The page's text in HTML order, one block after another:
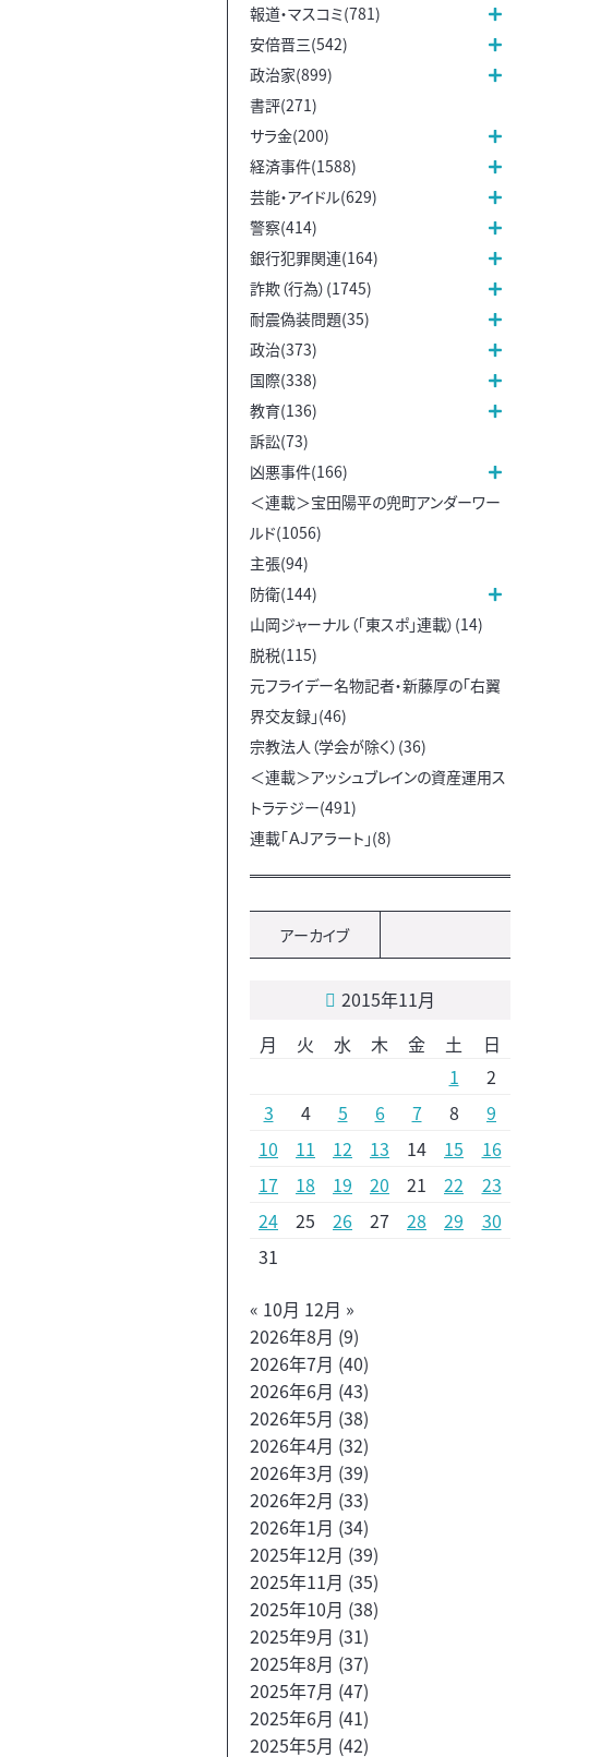
報道・マスコミ(781)
安倍晋三(542)
政治家(899)
書評(271)
サラ金(200)
経済事件(1588)
芸能・アイドル(629)
警察(414)
銀行犯罪関連(164)
詐欺（行為）(1745)
耐震偽装問題(35)
政治(373)
国際(338)
教育(136)
訴訟(73)
凶悪事件(166)
＜連載＞宝田陽平の兜町アンダーワー
ルド(1056)
主張(94)
防衛(144)
山岡ジャーナル（「東スポ」連載）(14)
脱税(115)
元フライデー名物記者・新藤厚の「右翼
界交友録」(46)
宗教法人（学会が除く）(36)
＜連載＞アッシュブレインの資産運用ス
トラテジー(491)
連載「ＡＪアラート」(8)
アーカイブ
2015年11月
月
火 水 木 金 土
日
1
2
3
4 5 6 7 8
9
10
11 12 13 14 15
16
17
18 19 20 21 22
23
24
25 26 27 28 29
30
31
« 10月 12月 »
2026年8月 (9)
2026年7月 (40)
2026年6月 (43)
2026年5月 (38)
2026年4月 (32)
2026年3月 (39)
2026年2月 (33)
2026年1月 (34)
2025年12月 (39)
2025年11月 (35)
2025年10月 (38)
2025年9月 (31)
2025年8月 (37)
2025年7月 (47)
2025年6月 (41)
2025年5月 (42)